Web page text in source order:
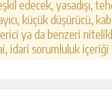
edecek, yasadışı,
küçük düşürücü,
ya da benzeri
idari sorumluluk